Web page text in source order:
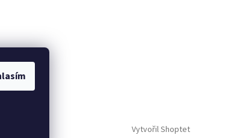
Vytvořil Shoptet